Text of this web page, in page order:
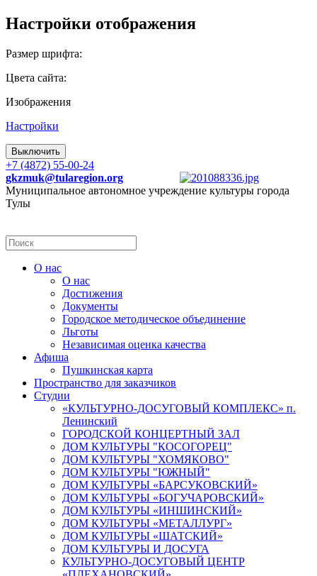
Настройки отображения
Размер шрифта:
Цвета сайта:
Изображения
Настройки
Выключить
+7 (4872) 55-00-24
gkzmuk@tularegion.org
Муниципальное автономное учреждение культуры города
Тулы
О нас
О нас
Достижения
Документы
Городское методическое объединение
Льготы
Независимая оценка качества
Афиша
Пушкинская карта
Пространство для заказчиков
Студии
«КУЛЬТУРНО-ДОСУГОВЫЙ КОМПЛЕКС» п.
Ленинский
ГОРОДСКОЙ КОНЦЕРТНЫЙ ЗАЛ
ДОМ КУЛЬТУРЫ "КОСОГОРЕЦ"
ДОМ КУЛЬТУРЫ "ХОМЯКОВО"
ДОМ КУЛЬТУРЫ "ЮЖНЫЙ"
ДОМ КУЛЬТУРЫ «БАРСУКОВСКИЙ»
ДОМ КУЛЬТУРЫ «БОГУЧАРОВСКИЙ»
ДОМ КУЛЬТУРЫ «ИНШИНСКИЙ»
ДОМ КУЛЬТУРЫ «МЕТАЛЛУРГ»
ДОМ КУЛЬТУРЫ «ШАТСКИЙ»
ДОМ КУЛЬТУРЫ И ДОСУГА
КУЛЬТУРНО-ДОСУГОВЫЙ ЦЕНТР